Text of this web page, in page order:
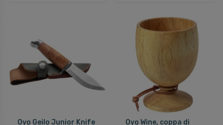
Oyo Geilo Junior Knife
Oyo Wine, coppa di